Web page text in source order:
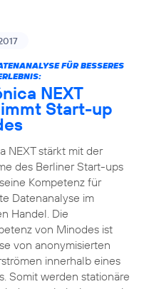
FÜR BESSERES
NEXT
Start-up
NEXT stärkt mit der
des Berliner Start-ups
Kompetenz für
Datenanalyse im
Handel. Die
von Minodes ist
von anonymisierten
innerhalb eines
Somit werden stationäre